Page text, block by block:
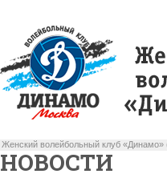
Женский волейбольный клуб «Динамо»
НОВОСТИ